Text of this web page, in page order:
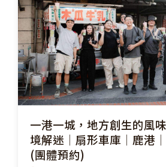
一港一城，地方創生的風
境解迷│扇形車庫│鹿港│
(團體預約)